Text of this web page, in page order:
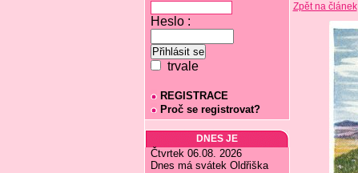
Heslo :
trvale
REGISTRACE
Proč se registrovat?
DNES JE
Čtvrtek 06.08. 2026
Dnes má svátek Oldřiška
Zpět na článek